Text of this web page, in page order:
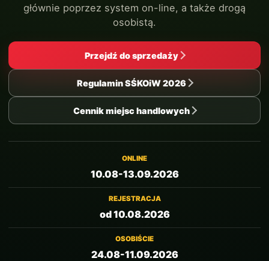
głównie poprzez system on-line, a także drogą
osobistą.
Przejdź do sprzedaży
Regulamin SŚKOiW 2026
Cennik miejsc handlowych
ONLINE
10.08-13.09.2026
REJESTRACJA
od 10.08.2026
OSOBIŚCIE
24.08-11.09.2026